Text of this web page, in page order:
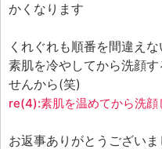
かくなります
くれぐれも順番を間違え
素肌を冷やしてから洗顔
せんから(笑)
re(4):素肌を温めてから洗顔
お返事ありがとうござい